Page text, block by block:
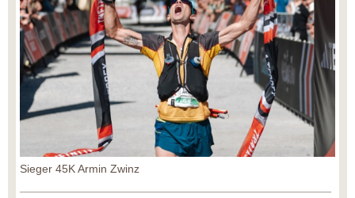
Sieger 45K Armin Zwinz